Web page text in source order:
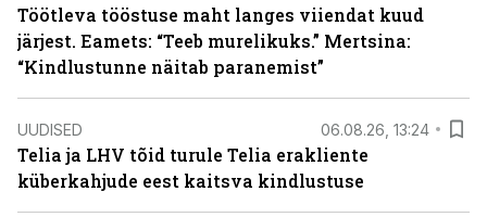
Töötleva tööstuse maht langes viiendat kuud
järjest. Eamets: “Teeb murelikuks.” Mertsina:
“Kindlustunne näitab paranemist”
UUDISED 06.08.26, 13:24
Telia ja LHV tõid turule Telia erakliente
küberkahjude eest kaitsva kindlustuse